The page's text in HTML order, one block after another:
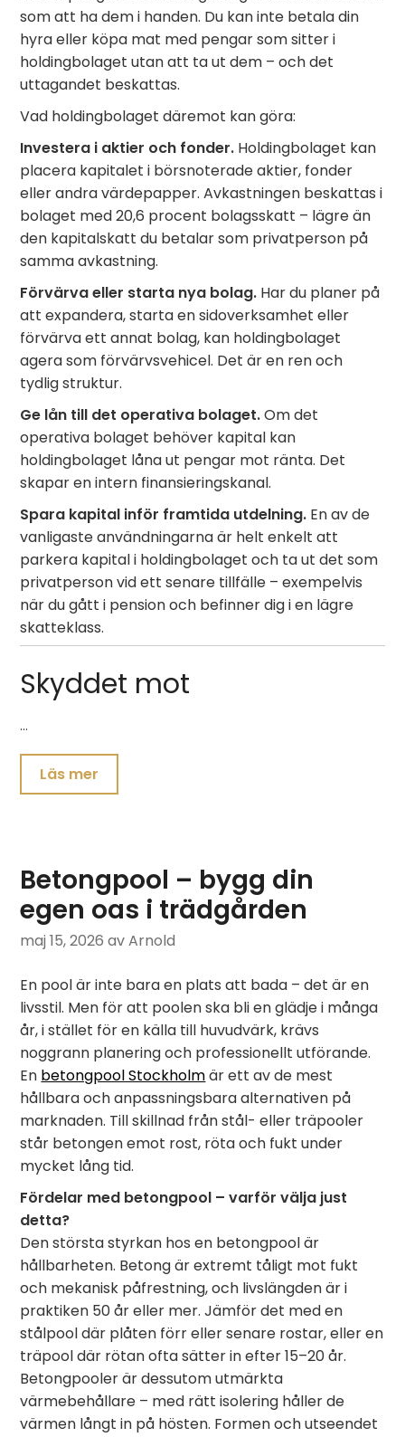
som att ha dem i handen. Du kan inte betala din
hyra eller köpa mat med pengar som sitter i
holdingbolaget utan att ta ut dem – och det
uttagandet beskattas.
Vad holdingbolaget däremot kan göra:
Investera i aktier och fonder. Holdingbolaget kan
placera kapitalet i börsnoterade aktier, fonder
eller andra värdepapper. Avkastningen beskattas i
bolaget med 20,6 procent bolagsskatt – lägre än
den kapitalskatt du betalar som privatperson på
samma avkastning.
Förvärva eller starta nya bolag. Har du planer på
att expandera, starta en sidoverksamhet eller
förvärva ett annat bolag, kan holdingbolaget
agera som förvärvsvehicel. Det är en ren och
tydlig struktur.
Ge lån till det operativa bolaget.Om det
operativa bolaget behöver kapital kan
holdingbolaget låna ut pengar mot ränta. Det
skapar en intern finansieringskanal.
Spara kapital inför framtida utdelning. En av de
vanligaste användningarna är helt enkelt att
parkera kapital i holdingbolaget och ta ut det som
privatperson vid ett senare tillfälle – exempelvis
när du gått i pension och befinner dig i en lägre
skatteklass.
Skyddet mot
…
Läs mer
Betongpool – bygg din
egen oas i trädgården
maj 15, 2026 av Arnold
En pool är inte bara en plats att bada – det är en
livsstil. Men för att poolen ska bli en glädje i många
år, i stället för en källa till huvudvärk, krävs
noggrann planering och professionellt utförande.
En betongpool Stockholmär ett av de mest
hållbara och anpassningsbara alternativen på
marknaden. Till skillnad från stål- eller träpooler
står betongen emot rost, röta och fukt under
mycket lång tid.
Fördelar med betongpool – varför välja just
detta?
Den största styrkan hos en betongpool är
hållbarheten. Betong är extremt tåligt mot fukt
och mekanisk påfrestning, och livslängden är i
praktiken 50 år eller mer. Jämför det med en
stålpool där plåten förr eller senare rostar, eller en
träpool där rötan ofta sätter in efter 15–20 år.
Betongpooler är dessutom utmärkta
värmebehållare – med rätt isolering håller de
värmen långt in på hösten. Formen och utseendet